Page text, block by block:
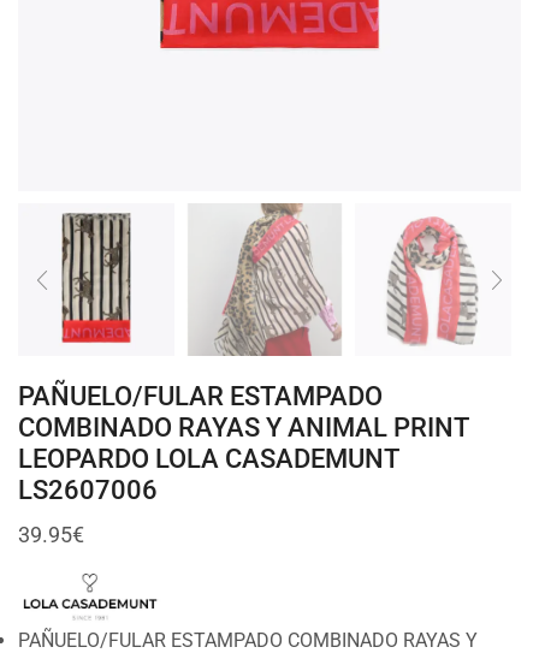
PAÑUELO/FULAR ESTAMPADO
COMBINADO RAYAS Y ANIMAL PRINT
LEOPARDO LOLA CASADEMUNT
LS2607006
39.95€
PAÑUELO/FULAR ESTAMPADO COMBINADO RAYAS Y